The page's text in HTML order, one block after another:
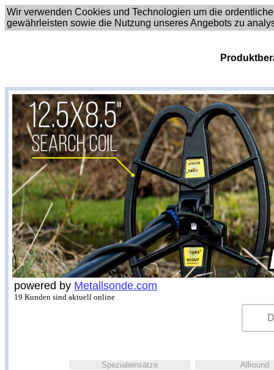
Wir verwenden Cookies und Technologien um die
gewährleisten sowie die Nutzung unseres Angebots zu
powered by Metallsonde.com
19 Kunden sind aktuell online
Spezialeinsätze
Allround